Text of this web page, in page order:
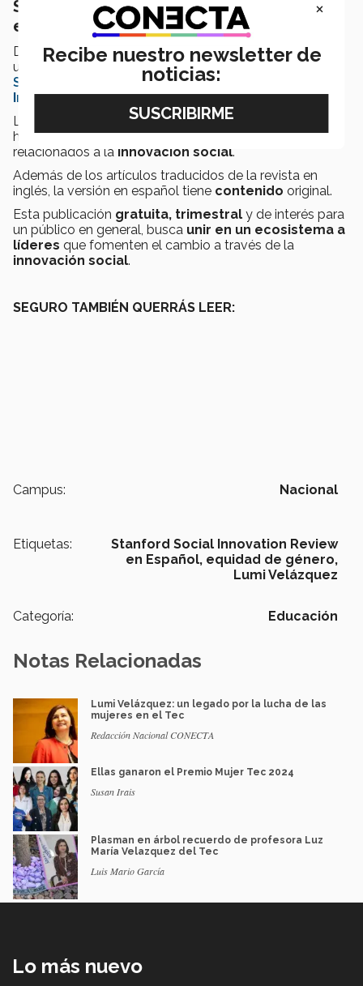
Sobre Stanford Social Innovation Review
en Español
Desde septiembre del 2020, elTec de Monterreyfirmó
un
acuerdo de licenciacon laUniversidad de
Stanford
para acercar la revistaStanford Social
Innovationen inglés a la comunidad hispanohablante.
La revista se traduce y edita para que las personas
hispanohablantes tengan acceso a los artículos
relacionados a la innovación social.
Además de los artículos traducidos de la revista en
inglés, la versión en español tiene contenido original.
Esta publicación gratuita, trimestral y de interés para
un público en general, busca unir en un ecosistema a
líderes que fomenten el cambio a través de la
innovación social.
SEGURO TAMBIÉN QUERRÁS LEER:
Campus: Nacional
Etiquetas:
Stanford Social Innovation Review
en Español, equidad de género,
Lumi Velázquez
Categoría: Educación
Notas Relacionadas
Lumi Velázquez: un legado por la lucha de las
mujeres en el Tec
Redacción Nacional CONECTA
Ellas ganaron el Premio Mujer Tec 2024
Susan Irais
Plasman en árbol recuerdo de profesora Luz
María Velazquez del Tec
Luis Mario García
Lo más nuevo
×
Recibe nuestro newsletter de
noticias: